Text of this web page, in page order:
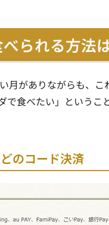
られる方法
月がありながらも、
食べたい」ということ
のコード決済